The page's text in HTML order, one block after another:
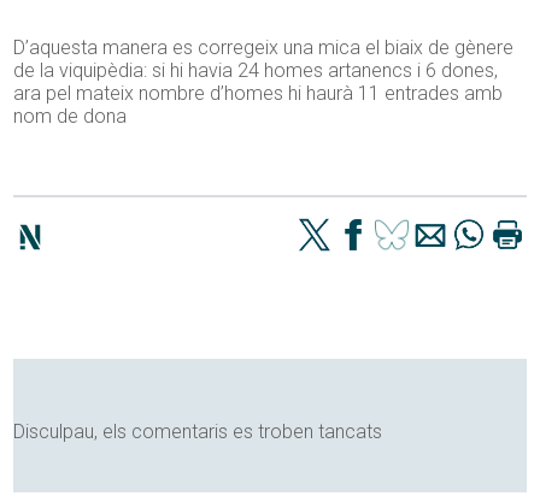
D’aquesta manera es corregeix una mica el biaix de gènere
de la viquipèdia: si hi havia 24 homes artanencs i 6 dones,
ara pel mateix nombre d’homes hi haurà 11 entrades amb
nom de dona
Disculpau, els comentaris es troben tancats